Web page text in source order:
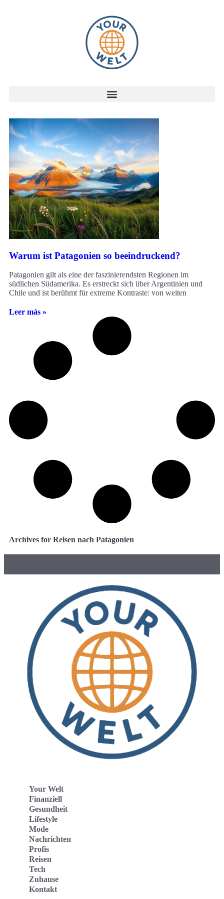
Warum ist Patagonien so beeindruckend?
Patagonien gilt als eine der faszinierendsten Regionen im
südlichen Südamerika. Es erstreckt sich über Argentinien und
Chile und ist berühmt für extreme Kontraste: von weiten
Leer más »
Archives for Reisen nach Patagonien
Your Welt
Finanziell
Gesundheit
Lifestyle
Mode
Nachrichten
Profis
Reisen
Tech
Zuhause
Kontakt